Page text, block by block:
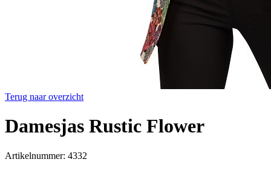
Terug naar overzicht
Damesjas Rustic Flower
Artikelnummer: 4332